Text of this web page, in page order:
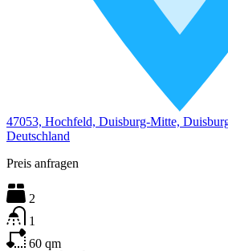
47053, Hochfeld, Duisburg-Mitte,
Deutschland
Preis anfragen
2
1
60 qm